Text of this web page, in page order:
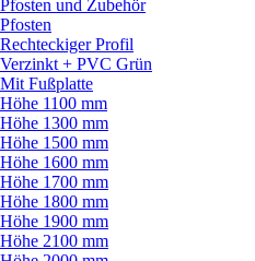
Pfosten und Zubehör
Pfosten
Rechteckiger Profil
Verzinkt + PVC Grün
Mit Fußplatte
Höhe 1100 mm
Höhe 1300 mm
Höhe 1500 mm
Höhe 1600 mm
Höhe 1700 mm
Höhe 1800 mm
Höhe 1900 mm
Höhe 2100 mm